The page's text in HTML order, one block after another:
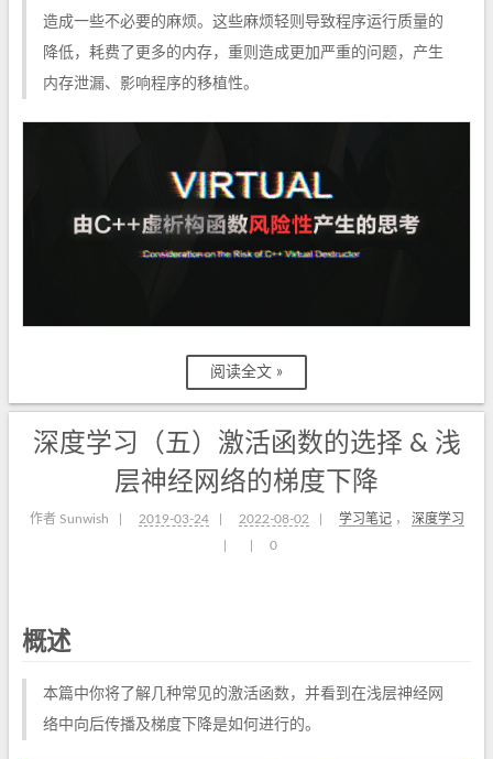
造成一些不必要的麻烦。这些麻烦轻则导致程序运行质量的
降低，耗费了更多的内存，重则造成更加严重的问题，产生
内存泄漏、影响程序的移植性。
阅读全文 »
深度学习（五）激活函数的选择 & 浅
层神经网络的梯度下降
作者 Sunwish 2019-03-24 2022-08-02 学习笔记， 深度学习
0
概述
本篇中你将了解几种常见的激活函数，并看到在浅层神经网
络中向后传播及梯度下降是如何进行的。